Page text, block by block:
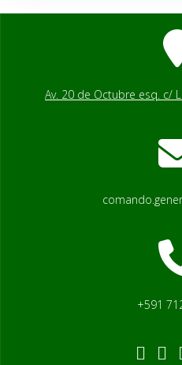
Av. 20 de Octubre esq. c/
+591